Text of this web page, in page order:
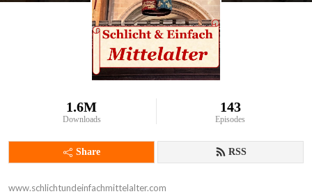
1.6M
Downloads
143
Episodes
Share RSS
www.schlichtundeinfachmittelalter.com